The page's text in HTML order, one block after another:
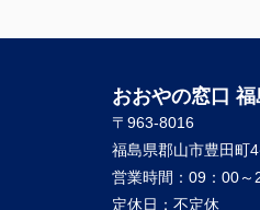
おおやの窓口
〒963-8016
福島県郡山市豊田町
営業時間： 09：00～
定休日： 不定休